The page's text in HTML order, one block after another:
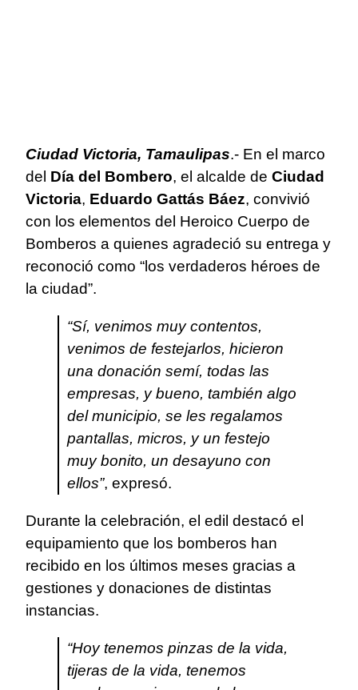
Ciudad Victoria, Tamaulipas.- En el marco
del Día del Bombero, el alcalde de Ciudad
Victoria, Eduardo Gattás Báez, convivió
con los elementos del Heroico Cuerpo de
Bomberos a quienes agradeció su entrega y
reconoció como “los verdaderos héroes de
la ciudad”.
“Sí, venimos muy contentos,
venimos de festejarlos, hicieron
una donación semí, todas las
empresas, y bueno, también algo
del municipio, se les regalamos
pantallas, micros, y un festejo
muy bonito, un desayuno con
ellos”, expresó.
Durante la celebración, el edil destacó el
equipamiento que los bomberos han
recibido en los últimos meses gracias a
gestiones y donaciones de distintas
instancias.
“Hoy tenemos pinzas de la vida,
tijeras de la vida, tenemos